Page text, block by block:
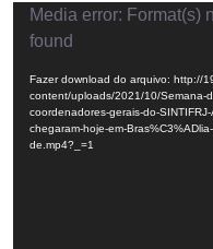
Tocador
de
Media error: Format(s)
found
Fazer download do arquivo: http://
content/uploads/2021/10/Semana-
coordenadores-gerais-do-
chegaram-hoje-em-
de.mp4?_=1